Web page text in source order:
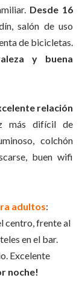
Desde 16
salón de uso
de bicicletas.
y buena
relación
más difícil de
colchón
buen wifi
adultos:
centro, frente al
en el bar.
Excelente
noche!